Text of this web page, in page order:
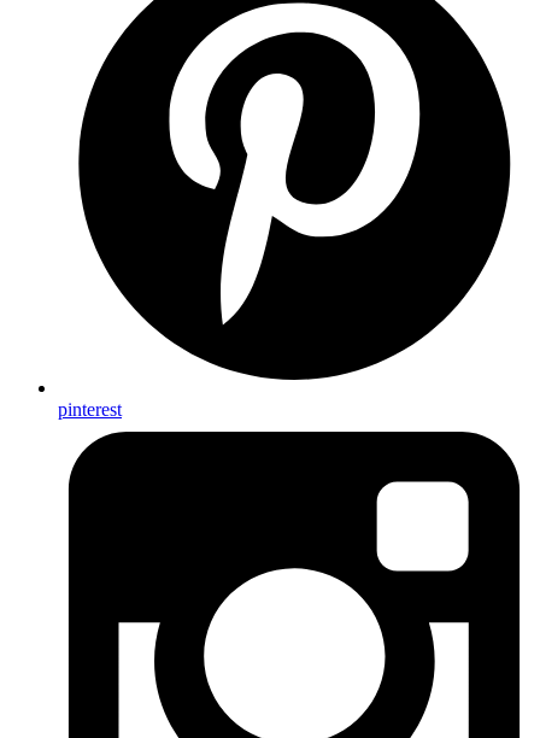
pinterest